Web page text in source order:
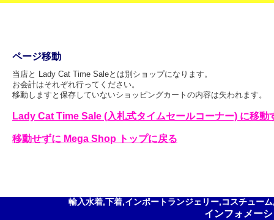
ページ移動
当店と Lady Cat Time Saleとは別ショップになります。
お会計はそれぞれ行ってください。
移動しますと保存していないショッピングカートの内容は失われます。
Lady Cat Time Sale (入札式タイムセールコーナー) に移動
移動せずに Mega Shop トップに戻る
輸入水着,下着,インポートランジェリー,コスチュー
インフォメー